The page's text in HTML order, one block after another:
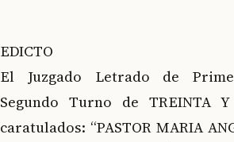
EDICTO
El Juzgado Letrado de
Segundo Turno de TREINTA
caratulados: “PASTOR MARIA